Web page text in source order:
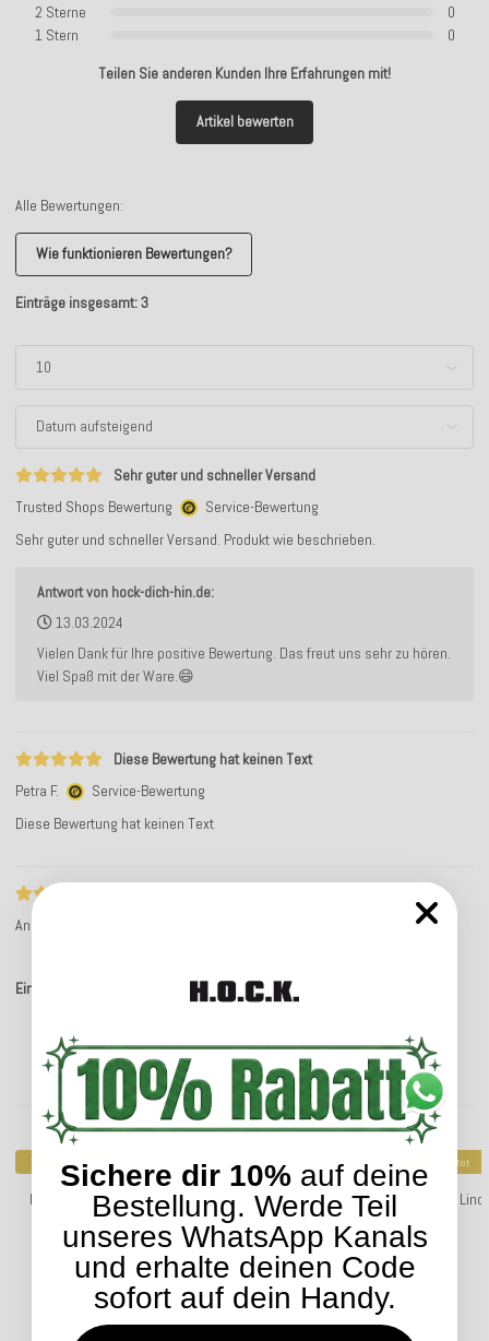
2 Sterne
0
1 Stern
0
Teilen Sie anderen Kunden Ihre Erfahrungen mit!
Artikel bewerten
Alle Bewertungen:
Wie funktionieren Bewertungen?
Einträge insgesamt: 3
Sehr guter und schneller Versand
Trusted Shops Bewertung
Service-Bewertung
Sehr guter und schneller Versand. Produkt wie beschrieben.
Antwort von hock-dich-hin.de:
13.03.2024
Vielen Dank für Ihre positive Bewertung. Das freut uns sehr zu hören.
Viel Spaß mit der Ware.😄
Diese Bewertung hat keinen Text
Petra F.
Service-Bewertung
Diese Bewertung hat keinen Text
Andrea K.
Einträge insgesamt: 3
Kunden kauften dazu folgende Artikel:
Top bewertet
H.O.C.K. Lino-Leinen Outdoor Kissen mit Keder 50x50cm
melange stone grau
36,99 €
Top bewertet
H.O.C.K.
Sichere dir 10% auf deine
Bestellung. Werde Teil
unseres WhatsApp Kanals
und erhalte deinen Code
sofort auf dein Handy.